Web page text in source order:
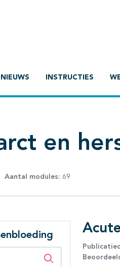
NIEUWS INSTRUCTIES
en
Aantal modules: 69